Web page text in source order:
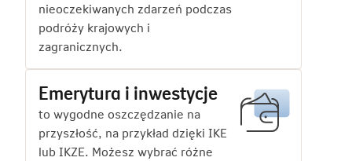
nieoczekiwanych zdarzeń podczas
podróży krajowych i
zagranicznych.
Emerytura i inwestycje
to wygodne oszczędzanie na
przyszłość, na przykład dzięki IKE
lub IKZE. Możesz wybrać różne